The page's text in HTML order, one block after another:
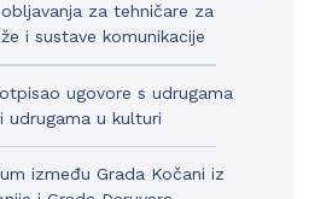
za tehničare za
i sustave komunikacije
ugovore s udrugama
udrugama u kulturi
između Grada Kočani iz